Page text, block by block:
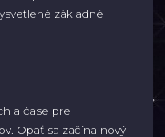
základné
a čase pre
Opäť sa začína nový